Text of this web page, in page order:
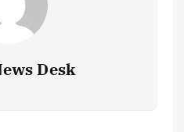
Desk